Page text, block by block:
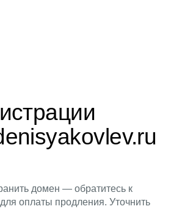
домен — обратитесь к
оплаты продления. Уточнить